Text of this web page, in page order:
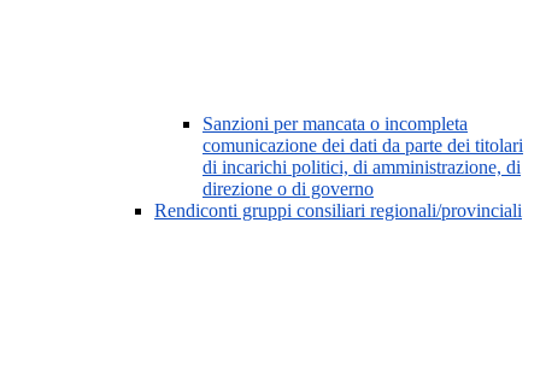
Sanzioni per mancata o incompleta
comunicazione dei dati da parte dei titolari
di incarichi politici, di amministrazione, di
direzione o di governo
Rendiconti gruppi consiliari regionali/provinciali